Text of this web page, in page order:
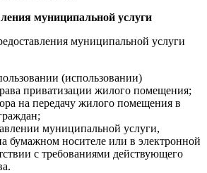
муниципальной услуги
муниципальной услуги
(использовании)
приватизации жилого помещения;
на передачу жилого помещения в
муниципальной услуги,
бумажном носителе или в электронной
с требованиями действующего